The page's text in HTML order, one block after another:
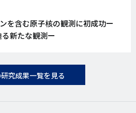
を含む原子核の観測に初成功ー
新たな観測ー
究成果一覧を見る